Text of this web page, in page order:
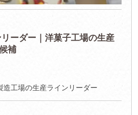
ーダー｜洋菓子工場の生産
補
造工場の生産ラインリーダー